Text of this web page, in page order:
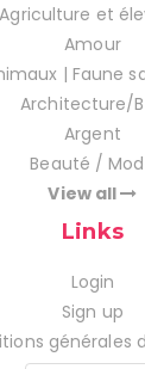
Agriculture et
Amour
| Faune
Architecture/
Argent
Beauté /
View all
Links
Login
Sign up
générales